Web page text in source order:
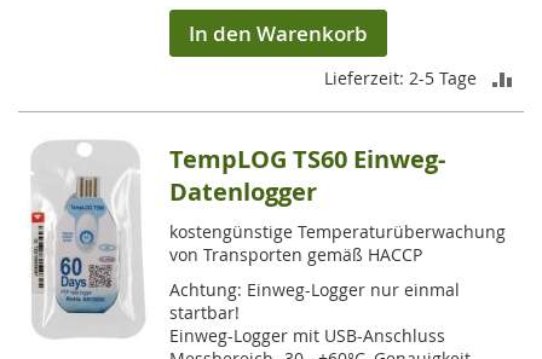
In den Warenkorb
Lieferzeit: 2-5 Tage
TempLOG TS60 Einweg-
Datenlogger
kostengünstige Temperaturüberwachung
von Transporten gemäß HACCP
Achtung: Einweg-Logger nur einmal
startbar!
Einweg-Logger mit USB-Anschluss